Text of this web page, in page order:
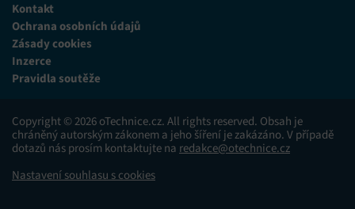
Kontakt
Ochrana osobních údajů
Zásady cookies
Inzerce
Pravidla soutěže
Copyright © 2026 oTechnice.cz. All rights reserved. Obsah je
chráněný autorským zákonem a jeho šíření je zakázáno. V případě
dotazů nás prosím kontaktujte na redakce@otechnice.cz
Nastavení souhlasu s cookies